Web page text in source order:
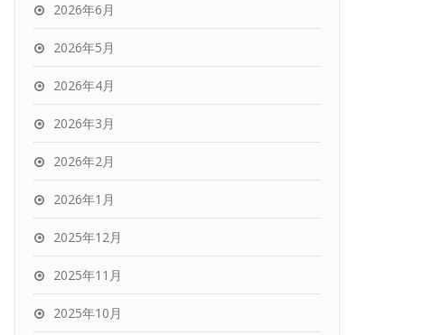
2026年6月
2026年5月
2026年4月
2026年3月
2026年2月
2026年1月
2025年12月
2025年11月
2025年10月